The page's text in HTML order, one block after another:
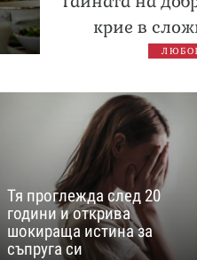
крие в
Тя проглежда след 20
години и открива
шокираща истина за
съпруга си